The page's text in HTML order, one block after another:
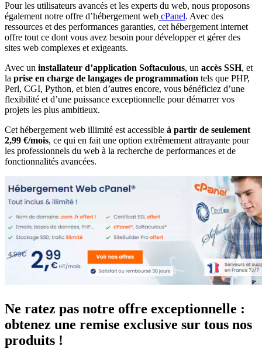
Pour les utilisateurs avancés et les experts du web, nous proposons
également notre offre d’hébergement web cPanel. Avec des
ressources et des performances garanties, cet hébergement internet
offre tout ce dont vous avez besoin pour développer et gérer des
sites web complexes et exigeants.
Avec un installateur d’application Softaculous, un accès SSH, et
la prise en charge de langages de programmation tels que PHP,
Perl, CGI, Python, et bien d’autres encore, vous bénéficiez d’une
flexibilité et d’une puissance exceptionnelle pour démarrer vos
projets les plus ambitieux.
Cet hébergement web illimité est accessible à partir de seulement
2,99 €/mois, ce qui en fait une option extrêmement attrayante pour
les professionnels du web à la recherche de performances et de
fonctionnalités avancées.
Ne ratez pas notre offre exceptionnelle :
obtenez une remise exclusive sur tous nos
produits !